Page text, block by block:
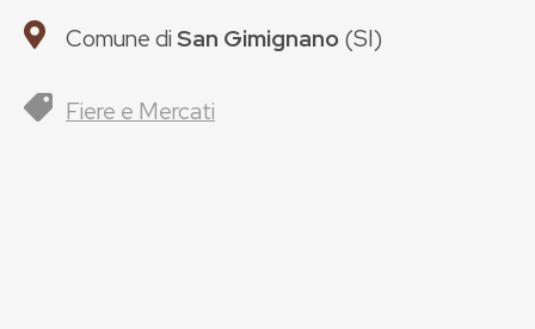
Comune diSan Gimignano(SI)
Fiere e Mercati